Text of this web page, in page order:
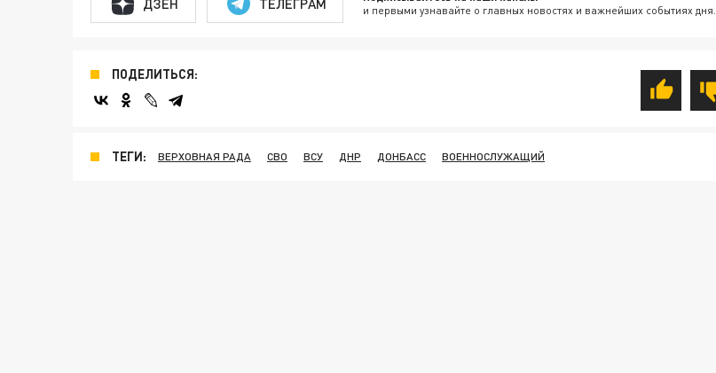
ДЗЕН ТЕЛЕГРАМ и первыми узнавайте о главных новостях и важнейших событиях дня.
ПОДЕЛИТЬСЯ:
ТЕГИ: ВЕРХОВНАЯ РАДА СВО ВСУ ДНР ДОНБАСС ВОЕННОСЛУЖАЩИЙ